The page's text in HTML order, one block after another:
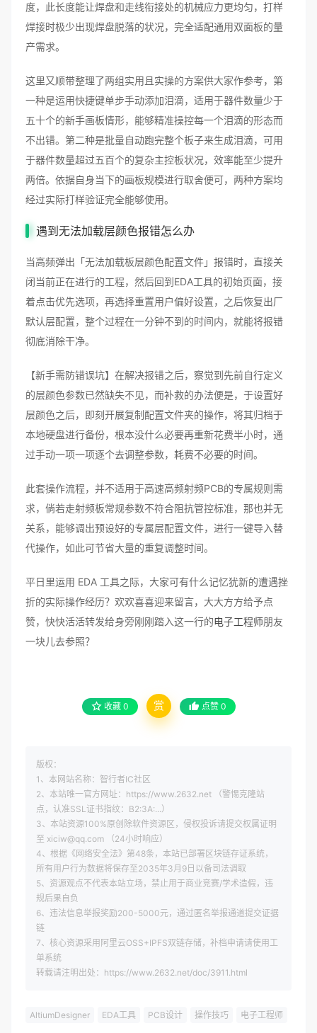
度，此长度能让焊盘和走线衔接处的机械应力更均匀，打样
焊接时极少出现焊盘脱落的状况，完全适配通用双面板的量
产需求。
这里又顺带整理了两组实用且实操的方案供大家作参考，第
一种是运用快捷键单步手动添加泪滴，适用于器件数量少于
五十个的新手画板情形，能够精准操控每一个泪滴的形态而
不出错。第二种是批量自动跑完整个板子来生成泪滴，可用
于器件数量超过五百个的复杂主控板状况，效率能至少提升
两倍。依据自身当下的画板规模进行取舍便可，两种方案均
经过实际打样验证完全能够使用。
遇到无法加载层颜色报错怎么办
当高频弹出「无法加载板层颜色配置文件」报错时，直接关
闭当前正在进行的工程，然后回到EDA工具的初始页面，接
着点击优先选项，再选择重置用户偏好设置，之后恢复出厂
默认层配置，整个过程在一分钟不到的时间内，就能将报错
彻底消除干净。
【新手需防错误坑】在解决报错之后，察觉到先前自行定义
的层颜色参数已然缺失不见，而补救的办法便是，于设置好
层颜色之后，即刻开展复制配置文件夹的操作，将其归档于
本地硬盘进行备份，根本没什么必要再重新花费半小时，通
过手动一项一项逐个去调整参数，耗费不必要的时间。
此套操作流程，并不适用于高速高频射频PCB的专属规则需
求，倘若走射频板常规参数不符合阻抗管控标准，那也并无
关系，能够调出预设好的专属层配置文件，进行一键导入替
代操作，如此可节省大量的重复调整时间。
平日里运用 EDA 工具之际，大家可有什么记忆犹新的遭遇挫
折的实际操作经历？欢欢喜喜迎来留言，大大方方给予点
赞，快快活活转发给身旁刚刚踏入这一行的电子工程师朋友
一块儿去参照？
收藏 0 赏 点赞 0
版权：
1、本网站名称：智行者IC社区
2、本站唯一官方网址：https://www.2632.net （警惕克隆站
点，认准SSL证书指纹：B2:3A:...）
3、本站资源100%原创除软件资源区，侵权投诉请提交权属证明
至 xiciw@qq.com （24小时响应）
4、根据《网络安全法》第48条，本站已部署区块链存证系统，
所有用户行为数据将保存至2035年3月9日以备司法调取
5、资源观点不代表本站立场，禁止用于商业竞赛/学术造假，违
规后果自负
6、违法信息举报奖励200-5000元，通过匿名举报通道提交证据
链
7、核心资源采用阿里云OSS+IPFS双链存储，补档申请请使用工
单系统
转载请注明出处：https://www.2632.net/doc/3911.html
AltiumDesigner EDA工具 PCB设计 操作技巧 电子工程师